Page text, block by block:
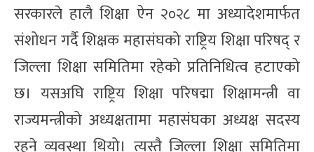
सरकारले हालै शिक्षा ऐन २०२८ मा अध्यादेशमार्फत
संशोधन गर्दै शिक्षक महासंघको राष्ट्रिय शिक्षा परिषद् र
जिल्ला शिक्षा समितिमा रहेको प्रतिनिधित्व हटाएको
छ। यसअघि राष्ट्रिय शिक्षा परिषद्मा शिक्षामन्त्री वा
राज्यमन्त्रीको अध्यक्षतामा महासंघका अध्यक्ष सदस्य
रहने व्यवस्था थियो। त्यस्तै जिल्ला शिक्षा समितिमा